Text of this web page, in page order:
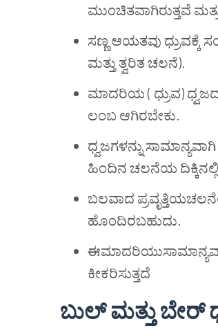
ಮುಂಚಿತವಾಗಿರುತ್ತವೆ
ಸಣ್ಣ ಆಯತವು ಧ್ರುವಕ್ಕೆ
ಮತ್ತು ತ್ವರಿತ ಚಲನೆ).
ಮಾದರಿಯ ( ಧ್ರುವ)
ಲಂಬ ಆಗಿರಬೇಕು.
ಧ್ವಜಗಳನ್ನು
ಹಿಂದಿನ ಚಲನೆಯ ದಿಕ್ಕಿನಲ್ಲಿ
ಬಲವಾದ
ಹೊಂದಿರಬಹುದು.
ಕೀಕರಿಸುತ್ತದೆ
ಬುಲ್ಮತ್ತುಬೇರ್